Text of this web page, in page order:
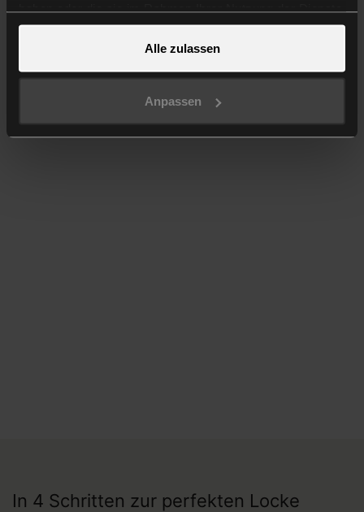
haben oder die sie im Rahmen Ihrer Nutzung der Dienste
gesammelt haben.
Alle zulassen
Anpassen
In 4 Schritten zur perfekten Locke